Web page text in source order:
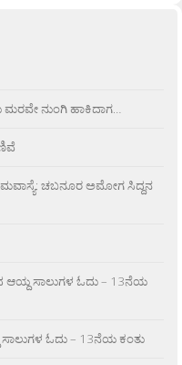
ನುಂಗಿ ಹಾಕಿದಾಗ…
ಚಬನೂರ ಅಮೋಗ ಸಿದ್ದನ
ಸಾಲುಗಳ ಓದು – 13ನೆಯ
ಓದು – 13ನೆಯ ಕಂತು